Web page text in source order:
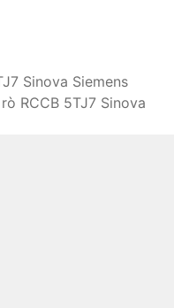
Sinova Siemens
RCCB 5TJ7 Sinova